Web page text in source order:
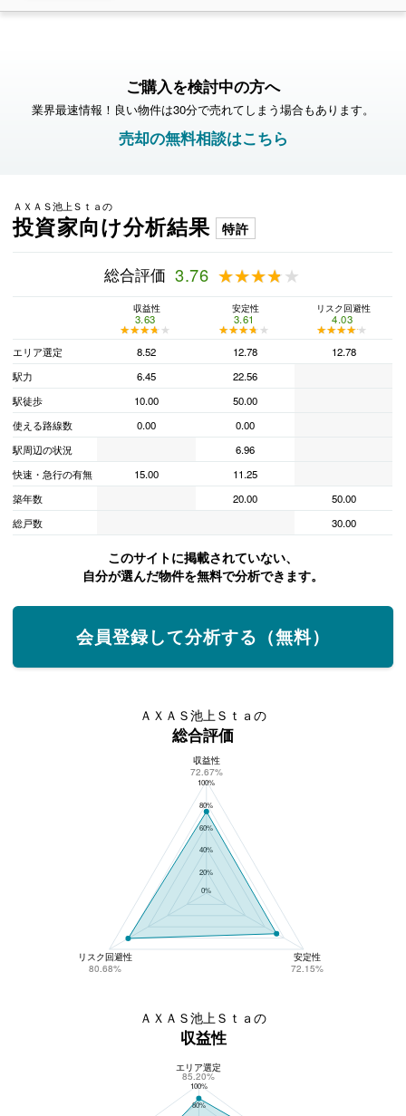
ご購入を検討中の方へ
業界最速情報！良い物件は30分で売れてしまう場合もあります。
売却の無料相談はこちら
ＡＸＡＳ池上Ｓｔａの
投資家向け分析結果 特許
総合評価 3.76 ★★★★★
★★★★★
収益性
3.63
★★★★★
★★★★★
安定性
3.61
★★★★★
★★★★★
リスク回避性
4.03
★★★★★
★★★★★
エリア選定
8.52 12.78
12.78
駅力
6.45
22.56
駅徒歩
10.00
50.00
使える路線数
0.00
0.00
駅周辺の状況
6.96
快速・急行の有無
15.00
11.25
築年数
20.00
50.00
総戸数
30.00
このサイトに掲載されていない、
自分が選んだ物件を無料で分析できます。
会員登録して分析する（無料）
ＡＸＡＳ池上Ｓｔａの
総合評価
ＡＸＡＳ池上Ｓｔａの総合評価
100%
80%
60%
40%
20%
0%
収益性
72.67%
リスク回避性
80.68%
安定性
72.15%
ＡＸＡＳ池上Ｓｔａの
収益性
ＡＸＡＳ池上Ｓｔａの収益性
100%
80%
エリア選定
85.20%